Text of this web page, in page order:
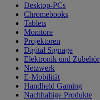
Desktop-PCs
Chromebooks
Tablets
Monitore
Projektoren
Digital Signage
Elektronik und Zubehör
Netzwerk
E-Mobilität
Handheld Gaming
Nachhaltige Produkte